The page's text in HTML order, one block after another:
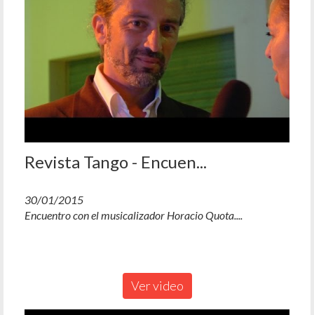
Revista Tango - Encuen...
30/01/2015
Encuentro con el musicalizador Horacio Quota....
Ver video